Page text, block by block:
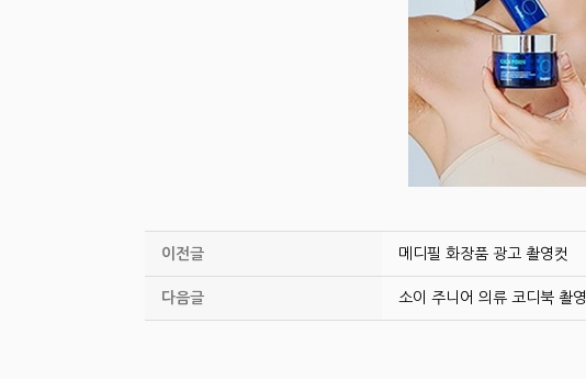
이전글 메디필 화장품 광고 촬영컷
다음글 소이 주니어 의류 코디북 촬